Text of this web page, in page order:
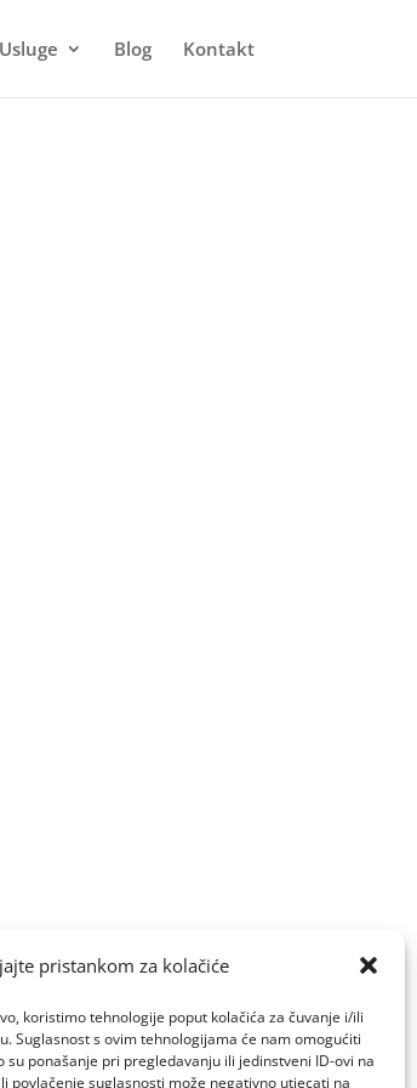
pristankom za kolačiće
koristimo tehnologije poput kolačića za čuvanje i/ili
Suglasnost s ovim tehnologijama će nam omogućiti
ponašanje pri pregledavanju ili jedinstveni ID-ovi na
povlačenje suglasnosti može negativno utjecati na
Usluge Blog Kontakt